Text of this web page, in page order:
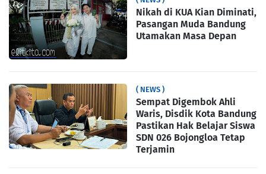
Nikah di KUA Kian Diminati,
Pasangan Muda Bandung
Utamakan Masa Depan
( NEWS )
Sempat Digembok Ahli
Waris, Disdik Kota Bandung
Pastikan Hak Belajar Siswa
SDN 026 Bojongloa Tetap
Terjamin